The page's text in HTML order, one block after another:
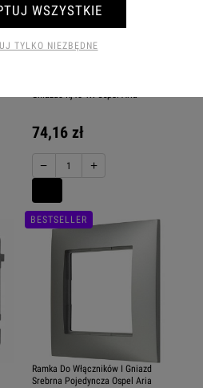
74,16 zł
− +
Ramka Do Włączników I Gniazd
Srebrna Pojedyncza Ospel Aria
BESTSELLER
TYLKO NIEZBĘDNE
WSZYSTKIE